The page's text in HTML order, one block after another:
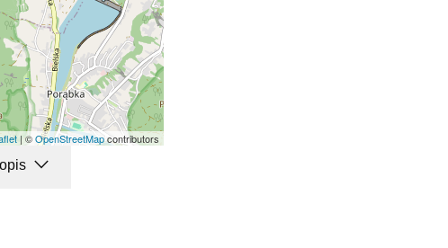
| ©OpenStreetMapcontributors